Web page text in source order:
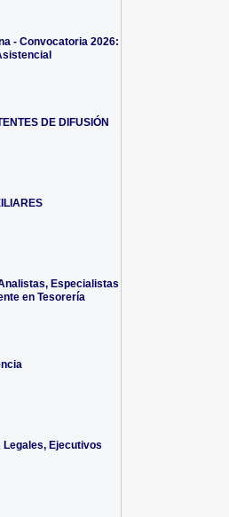
- Convocatoria 2026:
DE DIFUSIÓN
Especialistas
en Tesorería
Legales, Ejecutivos